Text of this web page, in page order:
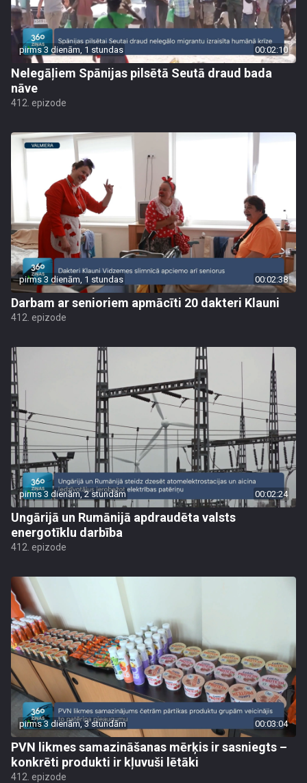
pirms 3 dienām, 1 stundas 00:02:10
Nelegāļiem Spānijas pilsētā Seutā draud bada
nāve
412. epizode
pirms 3 dienām, 1 stundas 00:02:38
Darbam ar senioriem apmācīti 20 dakteri Klauni
412. epizode
pirms 3 dienām, 2 stundām 00:02:24
Ungārijā un Rumānijā apdraudēta valsts
energotīklu darbība
412. epizode
pirms 3 dienām, 3 stundām 00:03:04
PVN likmes samazināšanas mērķis ir sasniegts –
konkrēti produkti ir kļuvuši lētāki
412. epizode